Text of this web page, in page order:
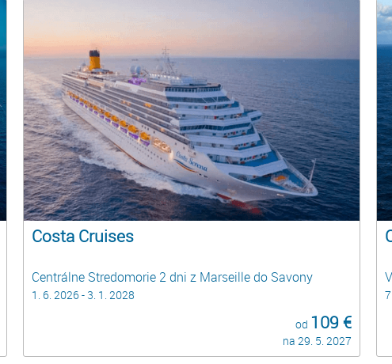
Costa Cruises
Centrálne Stredomorie 2 dni z Marseille do Savony
1. 6. 2026 - 3. 1. 2028
od 109 €
na 29. 5. 2027